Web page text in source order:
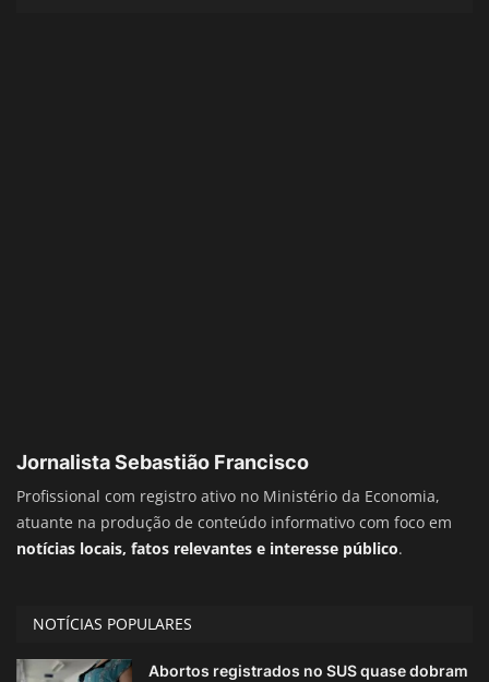
Jornalista Sebastião Francisco
Profissional com registro ativo no Ministério da Economia,
atuante na produção de conteúdo informativo com foco em
notícias locais, fatos relevantes e interesse público.
NOTÍCIAS POPULARES
Abortos registrados no SUS quase dobram